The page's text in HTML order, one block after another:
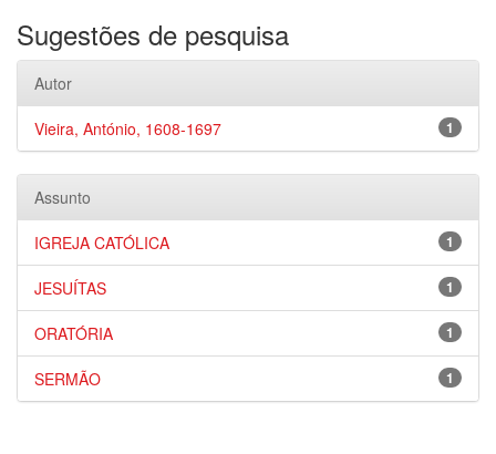
Sugestões de pesquisa
Autor
1
Vieira, António, 1608-1697
Assunto
1
IGREJA CATÓLICA
1
JESUÍTAS
1
ORATÓRIA
1
SERMÃO